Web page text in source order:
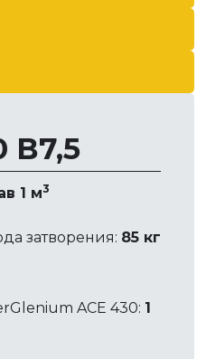
В7,5
1 м3
затворения: 85 кг
ACE 430: 1